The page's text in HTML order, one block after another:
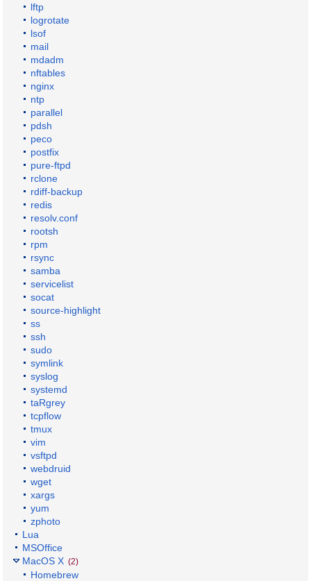
lftp
logrotate
lsof
mail
mdadm
nftables
nginx
ntp
parallel
pdsh
peco
postfix
pure-ftpd
rclone
rdiff-backup
redis
resolv.conf
rootsh
rpm
rsync
samba
servicelist
socat
source-highlight
ss
ssh
sudo
symlink
syslog
systemd
taRgrey
tcpflow
tmux
vim
vsftpd
webdruid
wget
xargs
yum
zphoto
Lua
MSOffice
MacOS X (2)
Homebrew